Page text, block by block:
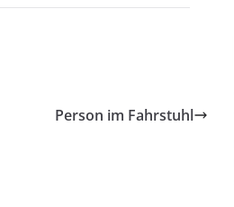
Person im Fahrstuhl